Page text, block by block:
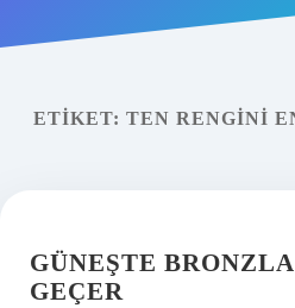
Yasal Uyarı
ETIKET: TEN RENGINI
GÜNEŞTE
GEÇER